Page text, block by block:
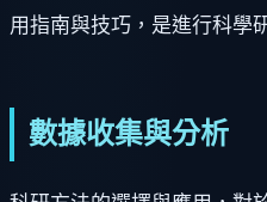
用指南與技巧，是進行科學
數據收集與分析